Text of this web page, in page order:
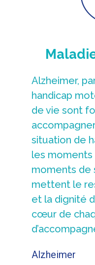
Alzheimer,
handicap
de vie sont
situation de
les moments
moments de
mettent le
et la dignité
cœur de
Alzheimer